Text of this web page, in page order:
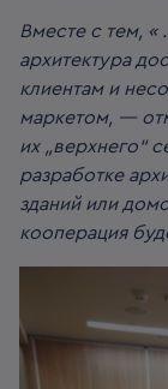
Вместе с тем, «
архитектура
клиентам и
маркетом, —
их „верхнего“
разработке
зданий или
кооперация